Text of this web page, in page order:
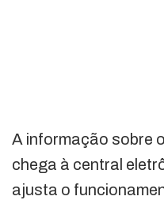
A informação sobre
chega à central
ajusta o